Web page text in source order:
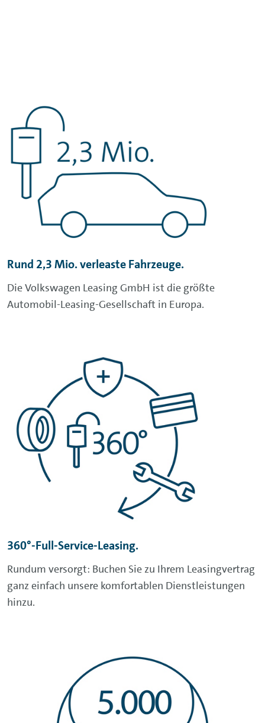
Rund 2,3 Mio. verleaste Fahrzeuge.
Die Volkswagen Leasing GmbH ist die größte
Automobil-Leasing-Gesellschaft in Europa.
360°-Full-Service-Leasing.
Rundum versorgt: Buchen Sie zu Ihrem Leasingvertrag
ganz einfach unsere komfortablen Dienstleistungen
hinzu.